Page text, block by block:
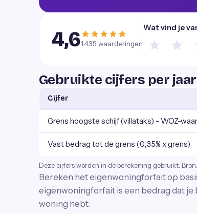
4,61.435 waarderingen
Wat vind je
Gebruikte cijfers per jaar
Cijfer
Grens hoogste schijf (villataks) - WOZ-
Vast bedrag tot de grens (0,35% x grens)
Deze cijfers worden in de berekening gebruikt.
Bereken het eigenwoningforfait op
eigenwoningforfait is een bedrag dat je
woning hebt.